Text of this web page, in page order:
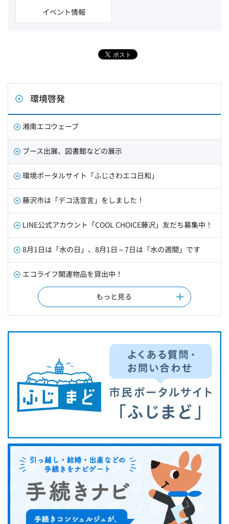
イベント情報
環境啓発
湘南エコウェーブ
ブース出展、図書館などの展示
環境ポータルサイト「ふじさわエコ日和」
藤沢市は「デコ活宣言」をしました！
LINE公式アカウント「COOL CHOICE藤沢」友だち募集中！
8月1日は「水の日」、8月1日～7日は「水の週間」です
エコライフ関連物品を貸出中！
もっと見る